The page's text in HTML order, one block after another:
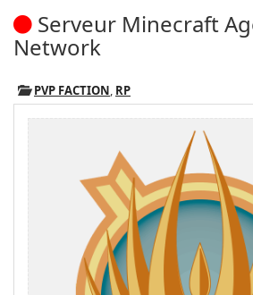
Serveur Minecraft
Network
PVP FACTION, RP